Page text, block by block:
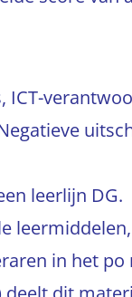
leerlijn DG.
in het po